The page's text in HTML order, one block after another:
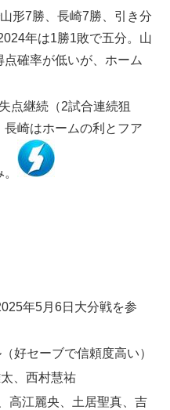
形7勝、長崎7勝、引き分
年は1勝1敗で五分。山
確率が低いが、ホーム
点継続（2試合連続狙
崎はホームの利とフア
年5月6日大分戦を参
好セーブで信頼度高い）
、西村慧祐
高江麗央、土居聖真、吉